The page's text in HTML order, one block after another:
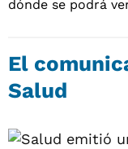
El
Salud